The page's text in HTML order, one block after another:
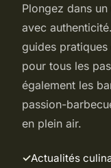
Plongez dans
avec
guides
pour tous les
également les
passion-
en plein air.
Actualités